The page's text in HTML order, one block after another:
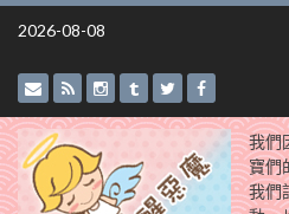
Skip
2026-08-08
我們
寶們
我們